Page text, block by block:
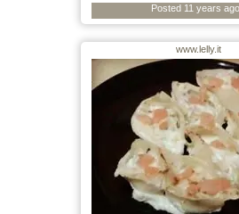
Posted 11 years ago
www.lelly.it